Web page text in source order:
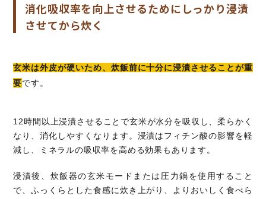
消化吸収率を向上させるためにしっかり浸漬
させてから炊く
玄米は外皮が硬いため、炊飯前に十分に浸漬させることが重
要です。
12時間以上浸漬させることで玄米が水分を吸収し、柔らかく
なり、消化しやすくなります。浸漬はフィチン酸の影響を軽
減し、ミネラルの吸収率を高める効果もあります。
浸漬後、炊飯器の玄米モードまたは圧力鍋を使用すること
で、ふっくらとした食感に炊き上がり、よりおいしく食べら